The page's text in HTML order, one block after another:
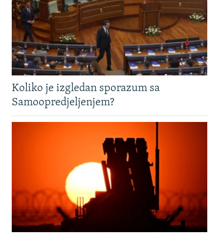
Koliko je izgledan sporazum sa
Samoopredjeljenjem?